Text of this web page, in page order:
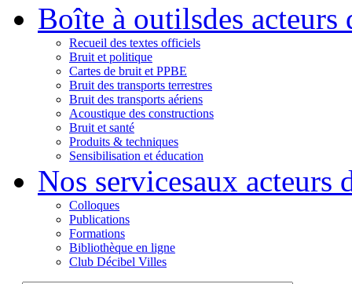
Boîte à outilsdes
Recueil des textes officiels
Bruit et politique
Cartes de bruit et PPBE
Bruit des transports terrestres
Bruit des transports aériens
Acoustique des constructions
Bruit et santé
Produits & techniques
Sensibilisation et éducation
Nos servicesaux acteurs
Colloques
Publications
Formations
Bibliothèque en ligne
Club Décibel Villes